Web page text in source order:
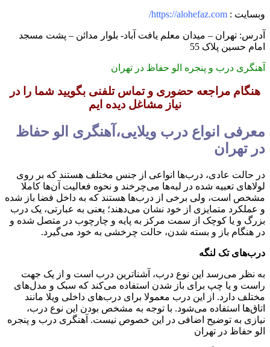
وبسایت : https://alohefaz.com/
آدرس: تهران – میدان معلم یافت آباد- بلوار مدائن – پشت مسجد
امام حسین پلاک 55
آهنگری درب و پنجره الو حفاظ در تهران
هنگام مراجعه حضوری و تماس تلفنی بگویید شما را در
نیاز مشاغل دیده ایم
معرفی انواع درب ویلایی،آهنگری الو حفاظ
در تهران
در حالت عادی، درب‌ها انواعی از جنس مختلف هستند که بر روی
لولاهای تعبیه شده در لبه‌ها می‌چرخند و نحوه فعالیت آن‌ها کاملا
مشخص است، ولی برخی از درب‌ها هستند که به داخل فضا باز شده
و عملکرد متمایزی از خود نشان می‌دهند؛ یعنی به عبارتی، یک درب
بزرگ و یا کوچک از سمت مرکز به پایه و چارچوب در متصل شده و
در هنگام باز و بسته شدن، حالت چرخشی به خود می‌گیرد.
درب‌های تک لنگه
به نظر می‌رسد این نوع درب، آشناترین درب است و از یک جهت
راست و یا چپ برای باز شدن استفاده می‌کند که سبک و مدل‌های
مختلف دارد. از این درب معمولا برای درب‌های داخلی ویلا مانند
اتاق‌ها استفاده می‌شود. با توجه به مشخص بودن این نوع درب،
نیازی به توضیح اضافی در این خصوص نیست. آهنگری درب و پنجره
الو حفاظ در تهران